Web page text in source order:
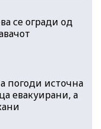
се огради од
погоди источна
евакуирани, а